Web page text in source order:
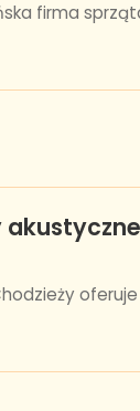
firma